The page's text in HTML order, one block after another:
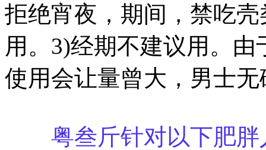
拒绝宵夜，期间，禁吃
用。3)经期不建议用。
使用会让量曾大，男士无
粤叁斤针对以下肥